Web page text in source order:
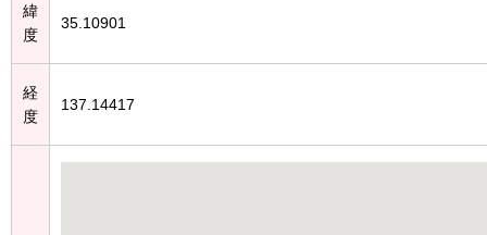
緯
度
35.10901
経
度
137.14417